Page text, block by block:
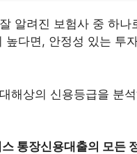
알려진 보험사 중 하
높다면, 안정성 있는 투
해상의 신용등급을 분
통장신용대출의 모든